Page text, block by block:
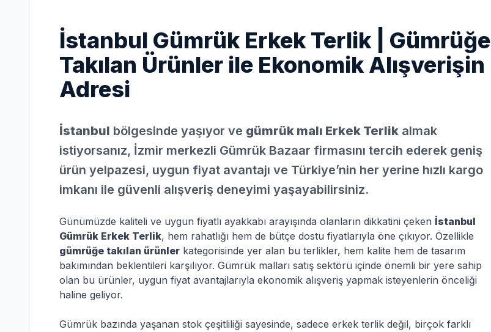
İstanbul Gümrük Erkek Terlik | Gümrüğe
Takılan Ürünler ile Ekonomik Alışverişin
Adresi
İstanbul bölgesinde yaşıyor ve gümrük malı Erkek Terlik almak
istiyorsanız, İzmir merkezli Gümrük Bazaar firmasını tercih ederek geniş
ürün yelpazesi, uygun fiyat avantajı ve Türkiye’nin her yerine hızlı kargo
imkanı ile güvenli alışveriş deneyimi yaşayabilirsiniz.
Günümüzde kaliteli ve uygun fiyatlı ayakkabı arayışında olanların dikkatini çeken İstanbul
Gümrük Erkek Terlik, hem rahatlığı hem de bütçe dostu fiyatlarıyla öne çıkıyor. Özellikle
gümrüğe takılan ürünler kategorisinde yer alan bu terlikler, hem kalite hem de tasarım
bakımından beklentileri karşılıyor. Gümrük malları satış sektörü içinde önemli bir yere sahip
olan bu ürünler, uygun fiyat avantajlarıyla ekonomik alışveriş yapmak isteyenlerin önceliği
haline geliyor.
Gümrük bazında yaşanan stok çeşitliliği sayesinde, sadece erkek terlik değil, birçok farklı